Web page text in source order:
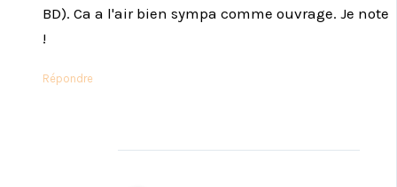
BD). Ca a l'air bien sympa comme ouvrage. Je note
!
Répondre